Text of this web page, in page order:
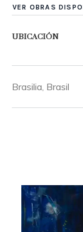
VER OBRAS
UBICACIÓN
Brasilia, Brasil